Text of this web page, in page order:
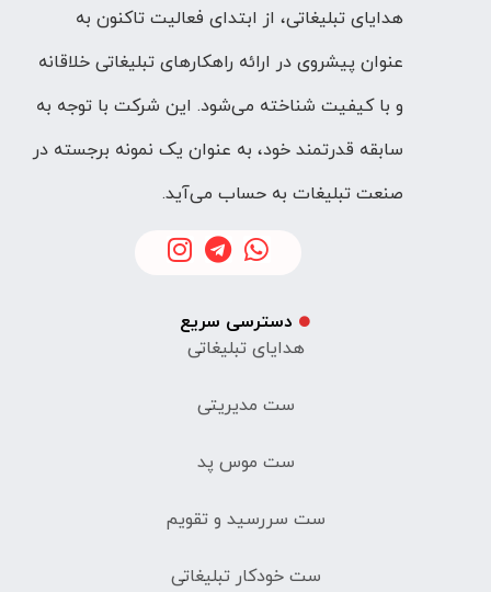
هدایای تبلیغاتی، از ابتدای فعالیت تاکنون به
عنوان پیشروی در ارائه راهکارهای تبلیغاتی خلاقانه
و با کیفیت شناخته می‌شود. این شرکت با توجه به
سابقه قدرتمند خود، به عنوان یک نمونه برجسته در
صنعت تبلیغات به حساب می‌آید.
دسترسی سریع
هدایای تبلیغاتی
ست مدیریتی
ست موس پد
ست سررسید و تقویم
ست خودکار تبلیغاتی